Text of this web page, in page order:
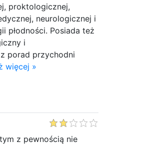
proktologicznej,
neurologicznej i
płodności. Posiada też
i
porad przychodni
więcej »
z pewnością nie